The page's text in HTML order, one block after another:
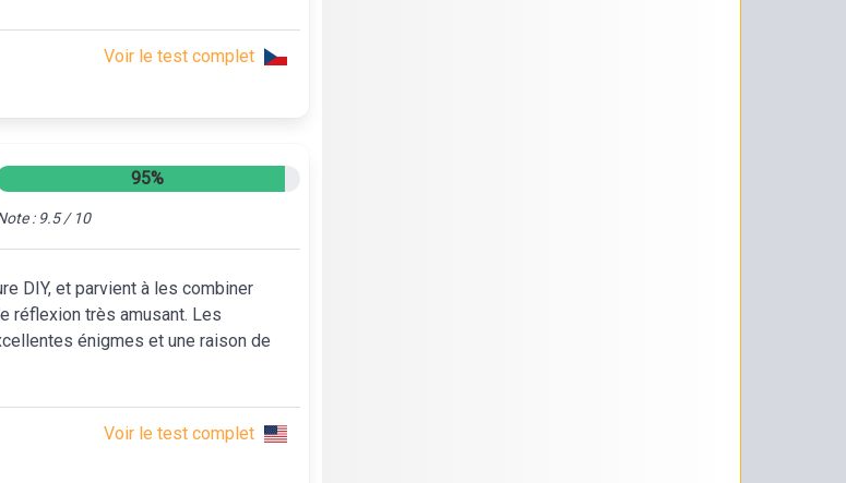
Voir le test complet
95%
: 9.5 / 10
DIY, et parvient à les combiner
réflexion très amusant. Les
énigmes et une raison de
Voir le test complet